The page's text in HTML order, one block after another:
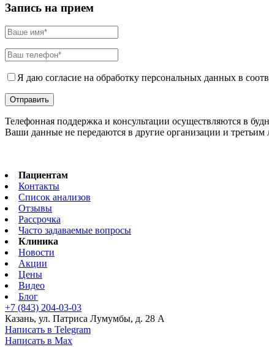
Запись на прием
Я даю согласие на обработку персональных данных в
Телефонная поддержка и консультации осуществляются в
Ваши данные не передаются в другие организации и третьим
Пациентам
Контакты
Список анализов
Отзывы
Рассрочка
Часто задаваемые вопросы
Клиника
Новости
Акции
Цены
Видео
Блог
+7 (843) 204-03-03
Казань, ул. Патриса Лумумбы, д. 28 А
Написать в Telegram
Написать в Max